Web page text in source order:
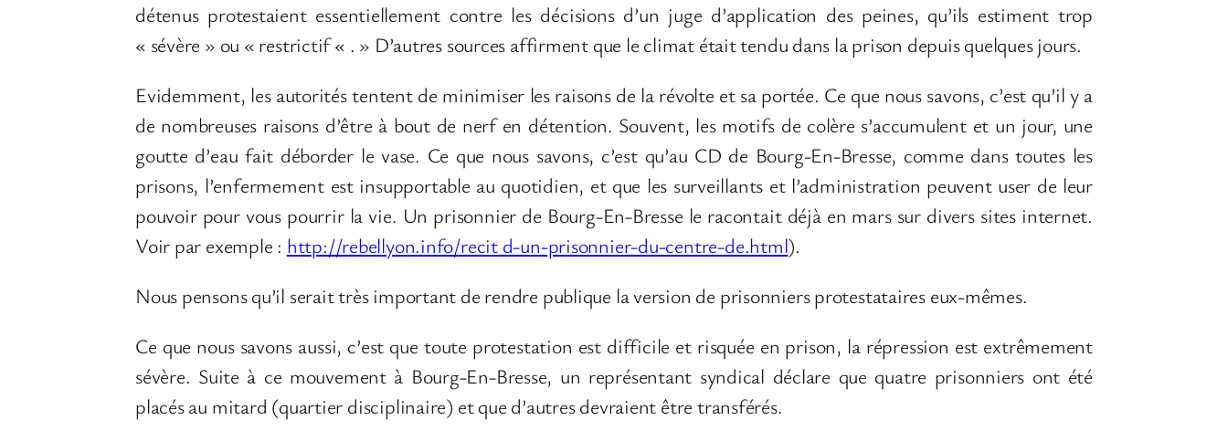
détenus protestaient essentiellement contre les décisions d’un juge d’application des peines, qu’ils estiment trop
« sévère » ou « restrictif « . » D’autres sources affirment que le climat était tendu dans la prison depuis quelques jours.
Evidemment, les autorités tentent de minimiser les raisons de la révolte et sa portée. Ce que nous savons, c’est qu’il y a
de nombreuses raisons d’être à bout de nerf en détention. Souvent, les motifs de colère s’accumulent et un jour, une
goutte d’eau fait déborder le vase. Ce que nous savons, c’est qu’au CD de Bourg-En-Bresse, comme dans toutes les
prisons, l’enfermement est insupportable au quotidien, et que les surveillants et l’administration peuvent user de leur
pouvoir pour vous pourrir la vie. Un prisonnier de Bourg-En-Bresse le racontait déjà en mars sur divers sites internet.
Voir par exemple : http://rebellyon.info/recit d-un-prisonnier-du-centre-de.html).
Nous pensons qu’il serait très important de rendre publique la version de prisonniers protestataires eux-mêmes.
Ce que nous savons aussi, c’est que toute protestation est difficile et risquée en prison, la répression est extrêmement
sévère. Suite à ce mouvement à Bourg-En-Bresse, un représentant syndical déclare que quatre prisonniers ont été
placés au mitard (quartier disciplinaire) et que d’autres devraient être transférés.